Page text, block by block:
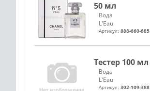
50 мл
Вода
L'Eau
Артикул: 888-660-685
Тестер 100 мл
Вода
L'Eau
Артикул: 302-109-388